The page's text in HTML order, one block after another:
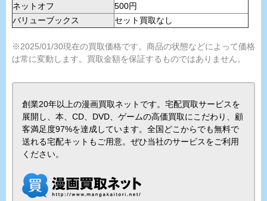
ネットオフ
500円
バリューブックス
セット買取なし
※2025/01/30現在の買取価格です。商品の状態などによって価格
は常に変動します。買取金額を保証するものではありません。
創業20年以上の漫画買取ネットです。宅配買取サービスを
展開し、本、CD、DVD、ゲームの高価買取にこだわり、顧
客満足度97%を達成しています。全国どこからでも無料で
送れる宅配キットもご用意。ぜひ当社のサービスをご利用
ください。